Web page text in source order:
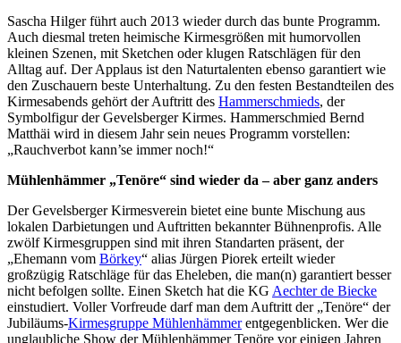
Sascha Hilger führt auch 2013 wieder durch das bunte Programm.
Auch diesmal treten heimische Kirmesgrößen mit humorvollen
kleinen Szenen, mit Sketchen oder klugen Ratschlägen für den
Alltag auf. Der Applaus ist den Naturtalenten ebenso garantiert wie
den Zuschauern beste Unterhaltung. Zu den festen Bestandteilen des
Kirmesabends gehört der Auftritt des Hammerschmieds, der
Symbolfigur der Gevelsberger Kirmes. Hammerschmied Bernd
Matthäi wird in diesem Jahr sein neues Programm vorstellen:
„Rauchverbot kann’se immer noch!“
Mühlenhämmer „Tenöre“ sind wieder da – aber ganz anders
Der Gevelsberger Kirmesverein bietet eine bunte Mischung aus
lokalen Darbietungen und Auftritten bekannter Bühnenprofis. Alle
zwölf Kirmesgruppen sind mit ihren Standarten präsent, der
„Ehemann vom Börkey“ alias Jürgen Piorek erteilt wieder
großzügig Ratschläge für das Eheleben, die man(n) garantiert besser
nicht befolgen sollte. Einen Sketch hat die KG Aechter de Biecke
einstudiert. Voller Vorfreude darf man dem Auftritt der „Tenöre“ der
Jubiläums-Kirmesgruppe Mühlenhämmerentgegenblicken. Wer die
unglaubliche Show der Mühlenhämmer Tenöre vor einigen Jahren